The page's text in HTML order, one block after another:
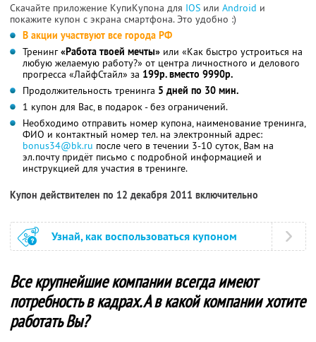
Скачайте приложение КупиКупона для IOS или Android и
покажите купон с экрана смартфона. Это удобно :)
В акции участвуют все города РФ
Тренинг«Работа твоей мечты» или «Как быстро устроиться на
любую желаемую работу?» от центра личностного и делового
прогресса «ЛайфСтайл» за 199р. вместо 9990р.
Продолжительность тренинга 5 дней по 30 мин.
1 купон для Вас, в подарок - без ограничений.
Необходимо отправить номер купона, наименование тренинга,
ФИО и контактный номер тел. на электронный адрес:
bonus34@bk.ru после чего в течении 3-10 суток, Вам на
эл.почту придёт письмо с подробной информацией и
инструкцией для участия в тренинге.
Купон действителен по 12 декабря 2011 включительно
Узнай, как воспользоваться купоном
Все крупнейшие компании всегда имеют
потребность в кадрах. А в какой компании хотите
работать Вы?